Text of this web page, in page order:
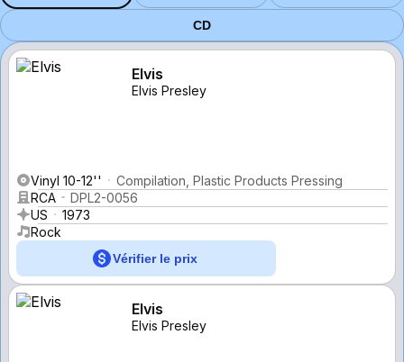
CD
Elvis
Elvis Presley
Vinyl 10-12''
Compilation, Plastic Products Pressing
RCA
DPL2-0056
US
1973
Rock
Vérifier le prix
Elvis
Elvis Presley